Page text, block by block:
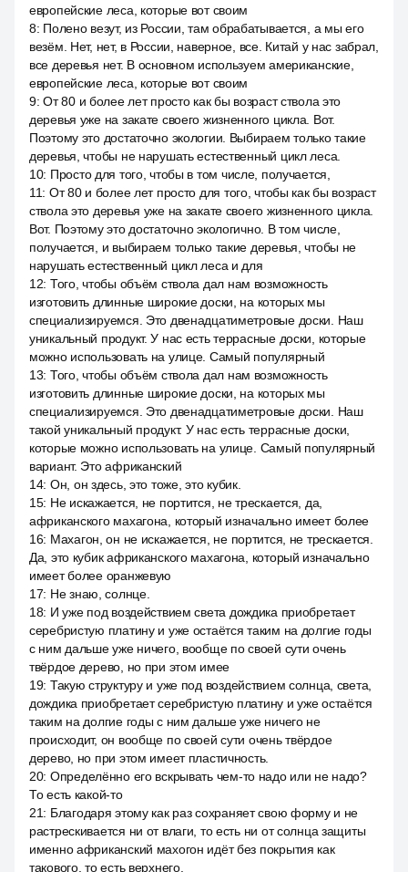
европейские леса, которые вот своим
8: Полено везут, из России, там обрабатывается, а мы его
везём. Нет, нет, в России, наверное, все. Китай у нас забрал,
все деревья нет. В основном используем американские,
европейские леса, которые вот своим
9:От 80 и более лет просто как бы возраст ствола это
деревья уже на закате своего жизненного цикла. Вот.
Поэтому это достаточно экологии. Выбираем только такие
деревья, чтобы не нарушать естественный цикл леса.
10: Просто для того, чтобы в том числе, получается,
11: От 80 и более лет просто для того, чтобы как бы возраст
ствола это деревья уже на закате своего жизненного цикла.
Вот. Поэтому это достаточно экологично. В том числе,
получается, и выбираем только такие деревья, чтобы не
нарушать естественный цикл леса и для
12: Того, чтобы объём ствола дал нам возможность
изготовить длинные широкие доски, на которых мы
специализируемся. Это двенадцатиметровые доски. Наш
уникальный продукт. У нас есть террасные доски, которые
можно использовать на улице. Самый популярный
13: Того, чтобы объём ствола дал нам возможность
изготовить длинные широкие доски, на которых мы
специализируемся. Это двенадцатиметровые доски. Наш
такой уникальный продукт. У нас есть террасные доски,
которые можно использовать на улице. Самый популярный
вариант. Это африканский
14: Он, он здесь, это тоже, это кубик.
15: Не искажается, не портится, не трескается, да,
африканского махагона, который изначально имеет более
16: Махагон, он не искажается, не портится, не трескается.
Да, это кубик африканского махагона, который изначально
имеет более оранжевую
17: Не знаю, солнце.
18: И уже под воздействием света дождика приобретает
серебристую платину и уже остаётся таким на долгие годы
с ним дальше уже ничего, вообще по своей сути очень
твёрдое дерево, но при этом имее
19: Такую структуру и уже под воздействием солнца, света,
дождика приобретает серебристую платину и уже остаётся
таким на долгие годы с ним дальше уже ничего не
происходит, он вообще по своей сути очень твёрдое
дерево, но при этом имеет пластичность.
20: Определённо его вскрывать чем-то надо или не надо?
То есть какой-то
21: Благодаря этому как раз сохраняет свою форму и не
растрескивается ни от влаги, то есть ни от солнца защиты
именно африканский махогон идёт без покрытия как
такового, то есть верхнего.